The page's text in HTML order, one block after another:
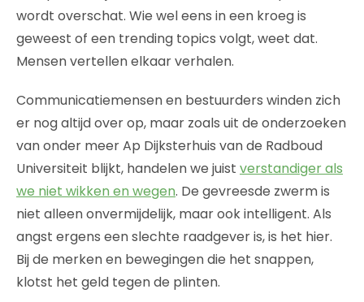
wordt overschat. Wie wel eens in een kroeg is
geweest of een trending topics volgt, weet dat.
Mensen vertellen elkaar verhalen.
Communicatiemensen en bestuurders winden zich
er nog altijd over op, maar zoals uit de onderzoeken
van onder meer Ap Dijksterhuis van de Radboud
Universiteit blijkt, handelen we juist verstandiger als
we niet wikken en wegen. De gevreesde zwerm is
niet alleen onvermijdelijk, maar ook intelligent. Als
angst ergens een slechte raadgever is, is het hier.
Bij de merken en bewegingen die het snappen,
klotst het geld tegen de plinten.